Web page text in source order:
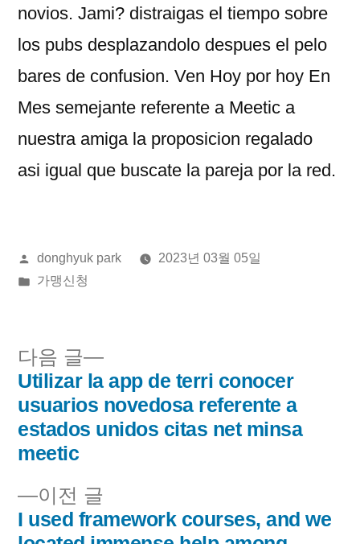
novios. Jami? distraigas el tiempo sobre
los pubs desplazandolo despues el pelo
bares de confusion. Ven Hoy por hoy En
Mes semejante referente a Meetic a
nuestra amiga la proposicion regalado
asi­ igual que buscate la pareja por la red.
올
린
donghyuk park
2023년 03월 05일
게
가맹신청
글
내
비
게 이전 글
전
I used framework courses, and we
다음 글
다
음
글:
Utilizar la app de terri conocer
usuarios novedosa referente a
estados unidos citas net minsa
meetic